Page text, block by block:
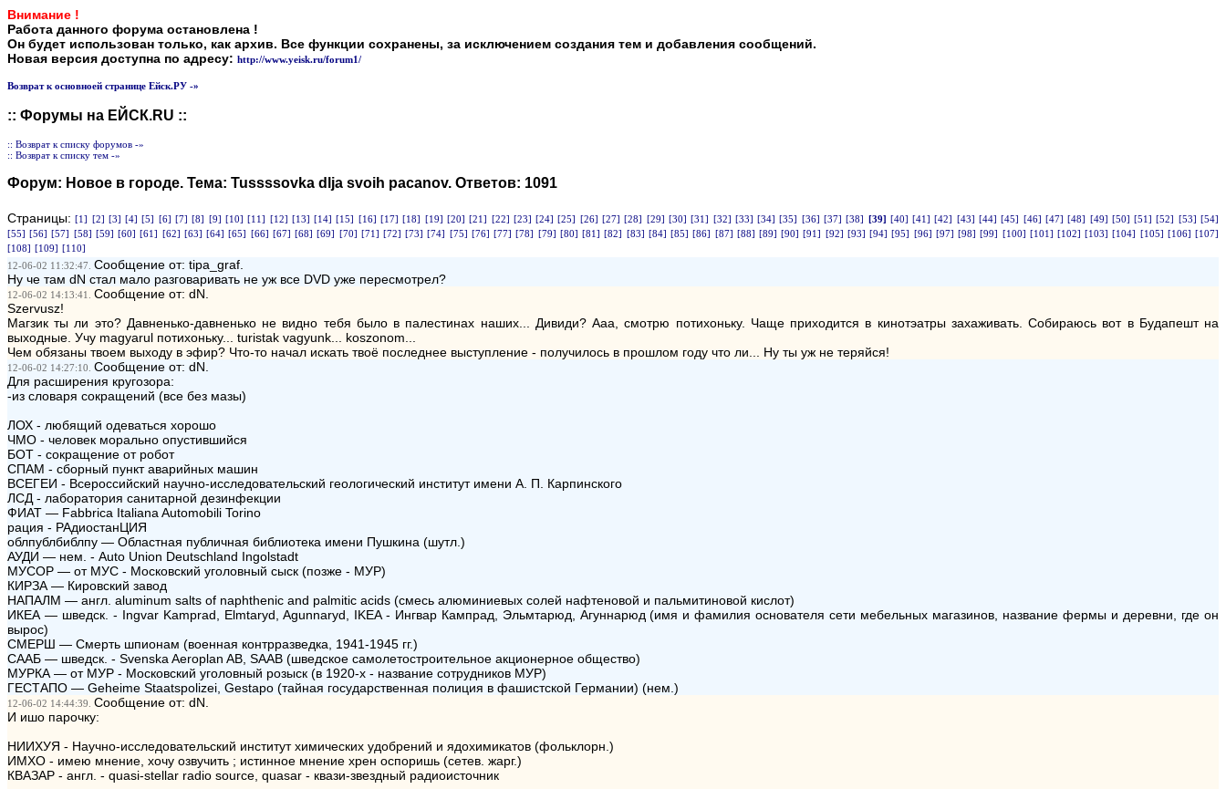
Внимание !
Работа данного форума остановлена !
Он будет использован только, как архив. Все функции сохранены, за исключением создания тем и добавления сообщений.
Новая версия доступна по адресу: http://www.yeisk.ru/forum1/
Возврат к основноей странице Ейск.РУ -»
:: Форумы на ЕЙСК.RU ::
:: Возврат к списку форумов -»
:: Возврат к списку тем -»
Форум: Новое в городе. Тема: Tussssovka dlja svoih pacanov. Ответов: 1091
Страницы:[1] [2] [3] [4] [5] [6] [7] [8] [9] [10] [11] [12] [13] [14] [15] [16] [17] [18] [19] [20] [21] [22] [23] [24] [25] [26] [27] [28] [29] [30] [31] [32] [33] [34] [35] [36] [37] [38] [39] [40] [41] [42] [43] [44] [45] [46] [47] [48] [49] [50] [51] [52] [53] [54]
[55] [56] [57] [58] [59] [60] [61] [62] [63] [64] [65] [66] [67] [68] [69] [70] [71] [72] [73] [74] [75] [76] [77] [78] [79] [80] [81] [82] [83] [84] [85] [86] [87] [88] [89] [90] [91] [92] [93] [94] [95] [96] [97] [98] [99] [100] [101] [102] [103] [104] [105] [106] [107]
[108] [109] [110]
12-06-02 11:32:47. Сообщение от: tipa_graf.
Ну че там dN стал мало разговаривать не уж все DVD уже пересмотрел?
12-06-02 14:13:41. Сообщение от: dN.
Szervusz!
Магзик ты ли это? Давненько-давненько не видно тебя было в палестинах наших... Дивиди? Ааа, смотрю потихоньку. Чаще приходится в кинотэатры захаживать. Cобираюсь вот в Будапешт на
выходные. Учу magyarul потихоньку... turistak vagyunk... koszonom...
Чем обязаны твоем выходу в эфир? Что-то начал искать твоё последнее выступление - получилось в прошлом году что ли... Ну ты уж не теряйся!
12-06-02 14:27:10. Сообщение от: dN.
Для расширения кругозора:
-из словаря сокращений (все без мазы)
ЛОХ - любящий одеваться хорошо
ЧМО - человек морально опустившийся
БОТ - сокращение от робот
СПАМ - сборный пункт аварийных машин
ВСЕГЕИ - Всероссийский научно-исследовательский геологический институт имени А. П. Карпинского
ЛСД - лаборатория санитарной дезинфекции
ФИАТ — Fabbrica Italiana Automobili Torino
рация - РАдиостанЦИЯ
облпублбиблпу — Областная публичная библиотека имени Пушкина (шутл.)
АУДИ — нем. - Auto Union Deutschland Ingolstadt
МУСОР — от МУС - Московский уголовный сыск (позже - МУР)
КИРЗА — Кировский завод
НАПАЛМ — англ. aluminum salts of naphthenic and palmitic acids (смесь алюминиевых солей нафтеновой и пальмитиновой кислот)
ИКЕА — шведск. - Ingvar Kamprad, Elmtaryd, Agunnaryd, IKEA - Ингвар Кампрад, Эльмтарюд, Агуннарюд (имя и фамилия основателя сети мебельных магазинов, название фермы и деревни, где он
вырос)
СМЕРШ — Смерть шпионам (военная контрразведка, 1941-1945 гг.)
СААБ — шведск. - Svenska Aeroplan AB, SAAB (шведское самолетостроительное акционерное общество)
МУРКА — от МУР - Московский уголовный розыск (в 1920-х - название сотрудников МУР)
ГЕСТАПО — Geheime Staatspolizei, Gestapo (тайная государственная полиция в фашистской Германии) (нем.)
12-06-02 14:44:39. Сообщение от: dN.
И ишо парочку:
НИИХУЯ - Научно-исследовательский институт химических удобрений и ядохимикатов (фольклорн.)
ИМХО - имею мнение, хочу озвучить ; истинное мнение хрен оспоришь (сетев. жарг.)
КВАЗАР - англ. - quasi-stellar radio source, quasar - квази-звездный радиоисточник